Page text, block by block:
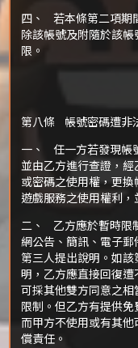
四、 若本條第二項期
除該帳號及附隨於該
限。
第八條 帳號密碼遭非
一、 任一方若發現帳
並由乙方進行查證，
或密碼之使用權，更
遊戲服務之使用權利，
二、 乙方應於暫時限
網公告、簡訊、電子
第三人提出說明。如
明，乙方應直接回復
可採其他雙方同意之
限制。但乙方有提供免
而甲方不使用或有其
償責任。